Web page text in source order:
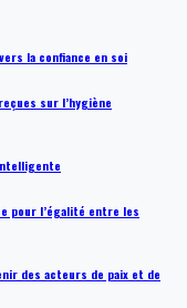
la confiance en soi
sur l’hygiène
pour l’égalité entre les
des acteurs de paix et de